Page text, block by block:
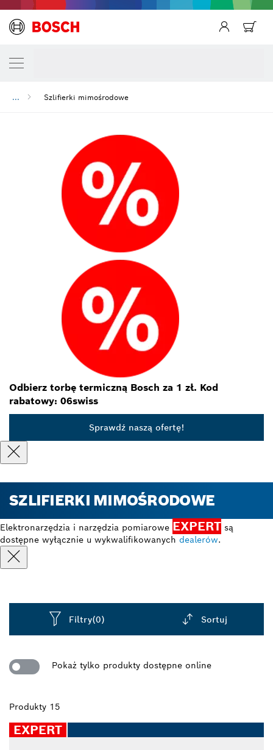
... Szlifierki mimośrodowe
Odbierz torbę termiczną Bosch za 1 zł. Kod
rabatowy: 06swiss
Sprawdź naszą ofertę!
SZLIFIERKI MIMOŚRODOWE
Elektronarzędzia i narzędzia pomiarowe EXPERT są
dostępne wyłącznie u wykwalifikowanych dealerów.
Filtry(0) Sortuj
Pokaż tylko produkty dostępne online
Produkty 15
EXPERT